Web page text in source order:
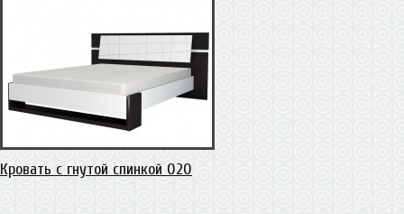
Кровать с гнутой спинкой 020